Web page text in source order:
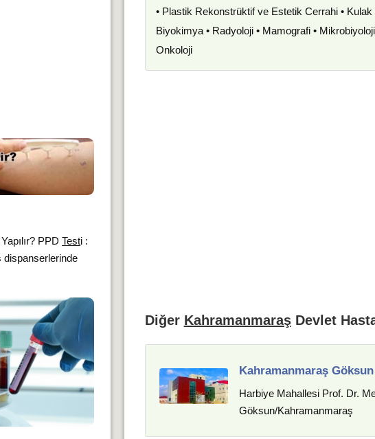
• Plastik Rekonstrüktif ve Estetik Cerrahi • Kulak
Biyokimya • Radyoloji • Mamografi •
Onkoloji
Diğer KahramanmaraşDevlet
Kahramanmaraş
Harbiye Mahallesi Prof. Dr.
Göksun/Kahramanmaraş
PPDTesti :